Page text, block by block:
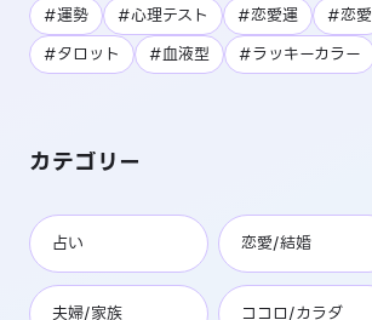
#運勢
#心理テスト #恋愛運 #恋愛
#タロット
#血液型 #ラッキーカラー
カテゴリー
占い 恋愛/結婚
夫婦/家族 ココロ/カラダ